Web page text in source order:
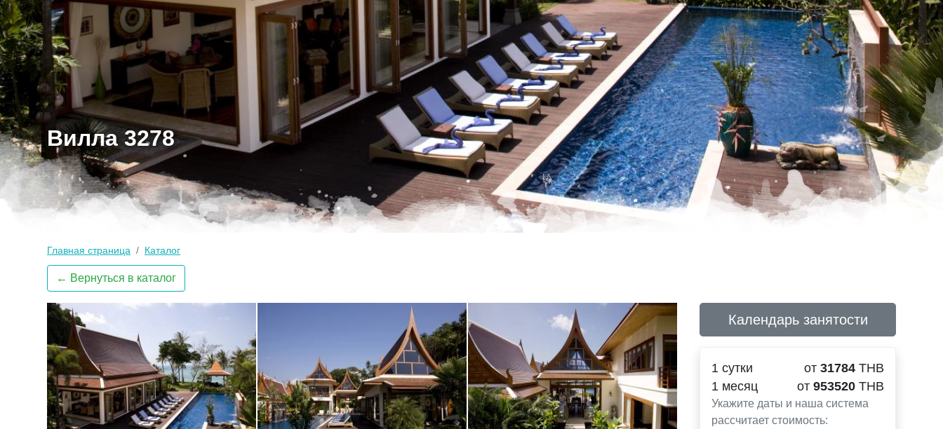
Главная страница Каталог
Вилла 3278
← Вернуться в каталог
Календарь занятости
1 сутки от 31784 THB
1 месяц
от 953520 THB
Укажите даты и наша система
рассчитает стоимость: